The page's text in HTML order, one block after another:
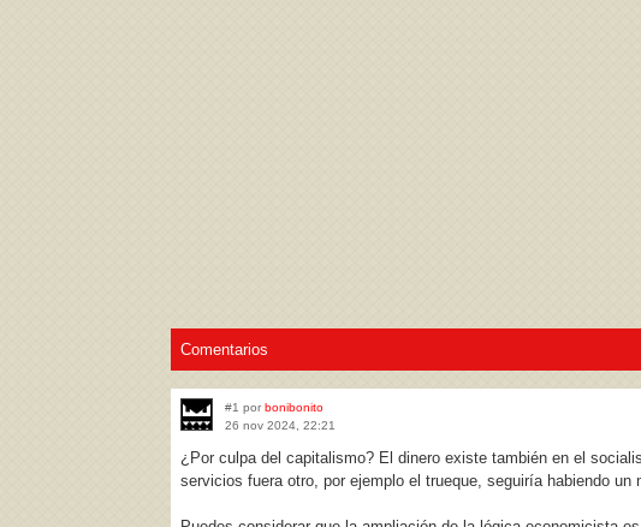
Comentarios
#1 por bonibonito
26 nov 2024, 22:21
¿Por culpa del capitalismo? El dinero existe también en el
servicios fuera otro, por ejemplo el trueque, seguiría habiendo un